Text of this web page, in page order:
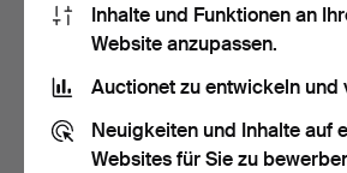
292 x 210 cm.
291 x
10 Std
Inhalte und Funktionen an
Website anzupassen.
Auctionet zu entwickeln und
Neuigkeiten und Inhalte auf
Websites für Sie zu